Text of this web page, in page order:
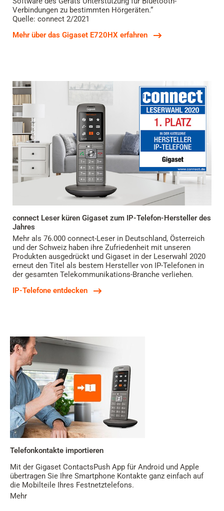
Verbindungen zu bestimmten Hörgeräten.“
Quelle: connect 2/2021
Mehr über das Gigaset E720HX erfahren
connect Leser küren Gigaset zum IP-Telefon-Hersteller des
Jahres
Mehr als 76.000 connect-Leser in Deutschland, Österreich
und der Schweiz haben ihre Zufriedenheit mit unseren
Produkten ausgedrückt und Gigaset in der Leserwahl 2020
erneut den Titel als bestem Hersteller von IP-Telefonen in
der gesamten Telekommunikations-Branche verliehen.
IP-Telefone entdecken
Telefonkontakte importieren
Mit der Gigaset ContactsPush App für Android und Apple
übertragen Sie Ihre Smartphone Kontakte ganz einfach auf
die Mobilteile Ihres Festnetztelefons.
Mehr